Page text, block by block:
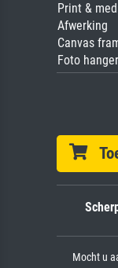
Print &
Afwerking
Canvas
Foto hanger
Mocht u